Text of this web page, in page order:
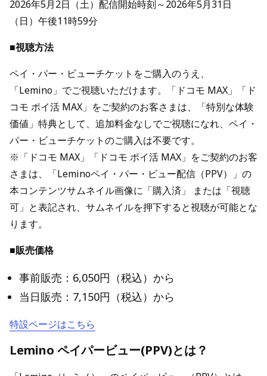
2026年5月2日（土）配信開始時刻～2026年5月31日
（日）午後11時59分
■視聴方法
ペイ・パー・ビューチケットをご購入のうえ、
「Lemino」でご視聴いただけます。「ドコモ MAX」「ド
コモ ポイ活 MAX」をご契約のお客さまは、「特別な体験
価値」特典として、追加料金なしでご視聴になれ、ペイ・
パー・ビューチケットのご購入は不要です。
※「ドコモ MAX」「ドコモ ポイ活 MAX」をご契約のお客
さまは、「Leminoペイ・パー・ビュー配信（PPV）」の
本コンテンツサムネイル画像に「購入済」 または「視聴
可」と表記され、サムネイルを押下すると視聴が可能とな
ります。
■販売価格
事前販売：6,050円（税込）から
当日販売：7,150円（税込）から
特設ページはこちら
Lemino ペイパービュー(PPV)とは？